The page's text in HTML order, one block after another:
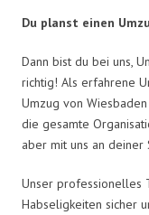
Du planst einen
Dann bist du bei uns,
richtig! Als erfahrene
Umzug von
die gesamte
aber mit uns an
Unser professionelles
Habseligkeiten sicher